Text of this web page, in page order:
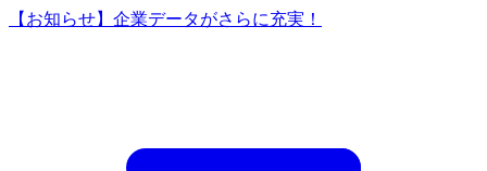
【お知らせ】企業データがさらに充実！